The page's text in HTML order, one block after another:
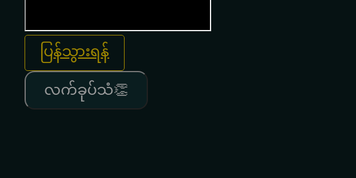
ပြန်သွားရန်
လက်ခုပ်သံ👏